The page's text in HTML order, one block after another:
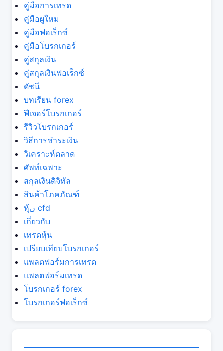
คู่มือการเทรด
คู่มือผูใหม
คู่มือฟอเร็กซ์
คู่มือโบรกเกอร์
คู่สกุลเงิน
คู่สกุลเงินฟอเร็กซ์
ดัชนี
บทเรียน forex
ฟีเจอร์โบรกเกอร์
รีวิวโบรกเกอร์
วิธีการชำระเงิน
วิเคราะห์ตลาด
ศัพท์เฉพาะ
สกุลเงินดิจิทัล
สินค้าโภคภัณฑ์
หุ้ں cfd
เกี่ยวกับ
เทรดหุ้น
เปรียบเทียบโบรกเกอร์
แพลตฟอร์มการเทรด
แพลตฟอร์มเทรด
โบรกเกอร์ forex
โบรกเกอร์ฟอเร็กซ์